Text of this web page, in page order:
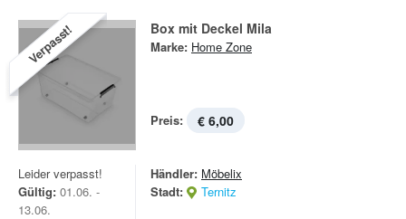
Verpasst! Box mit Deckel Mila
Marke: Home Zone
Preis: € 6,00
Leider verpasst!
Gültig: 01.06. -
13.06.
Händler: Möbelix
Stadt:
Ternitz